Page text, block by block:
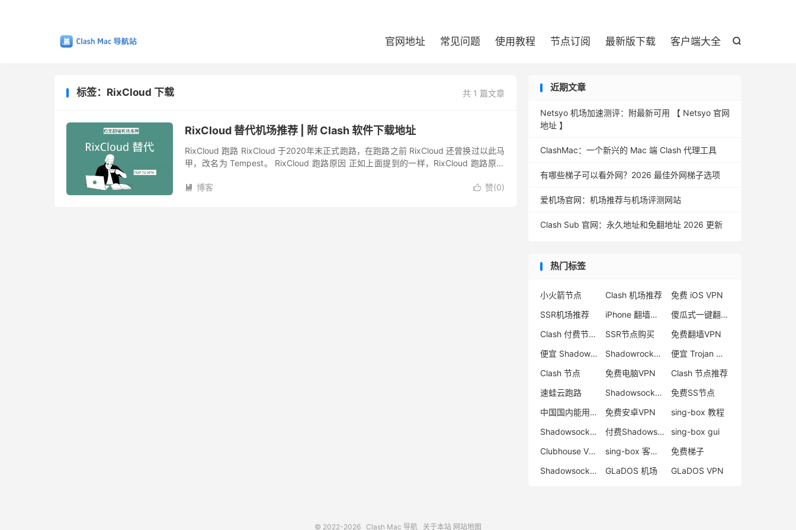

官网地址 常见问题 使用教程 节点订阅 最新版下载 客户端大全
共 1 篇文章
标签：RixCloud 下载
RixCloud 替代机场推荐 | 附 Clash 软件下载地址
RixCloud 跑路 RixCloud 于2020年末正式跑路，在跑路之前 RixCloud 还曾换过以此马
甲，改名为 Tempest。 RixCloud 跑路原因 正如上面提到的一样，RixCloud 跑路原因
 赞(0)
 博客
近期文章
Netsyo 机场加速测评：附最新可用 【 Netsyo 官网
地址 】
ClashMac：一个新兴的 Mac 端 Clash 代理工具
有哪些梯子可以看外网？2026 最佳外网梯子选项
爱机场官网：机场推荐与机场评测网站
Clash Sub 官网：永久地址和免翻地址 2026 更新
热门标签
小火箭节点 Clash 机场推荐
免费 iOS VPN
SSR机场推荐
iPhone 翻墙代理软件
傻瓜式一键翻墙VPN客户端
Clash 付费节点购买
SSR节点购买
免费翻墙VPN
便宜 Shadowsocks 购买
Shadowrocket 地址
便宜 Trojan 购买
Clash 节点
免费电脑VPN
Clash 节点推荐
速蛙云跑路
Shadowsocks 付费节点
免费SS节点
中国国内能用的翻墙VPN推荐
免费安卓VPN
sing-box 教程
Shadowsocks 节点哪里买
付费Shadowsocks推荐
sing-box gui
Clubhouse VPN
sing-box 客户端配置
免费梯子
Shadowsocks 服务器
GLaDOS 机场 GLaDOS VPN
© 2022-2026 Clash Mac 导航 关于本站 网站地图